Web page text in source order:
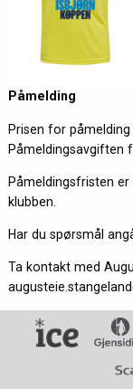
Påmelding
Prisen for påmelding
Påmeldingsavgiften
Påmeldingsfristen
klubben.
Har du spørsmål
Ta kontakt med